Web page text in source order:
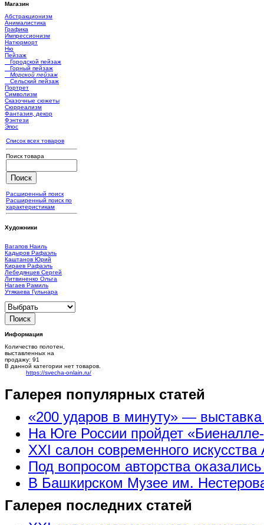
Магазин
Абстракционизм
Анималистика
Графика
Импрессионизм
Натюрморт
Ню
Пейзаж
Городской пейзаж
Горный пейзаж
Морской пейзаж
Сельский пейзаж
Портрет
Символизм
Сказочные сюжеты
Сюрреализм
Фантазия, декор
Фэнтези
Эпос
Список всех товаров
Поиск товара
Расширенный поиск
Расширенный поиск по
характеристикам
Художники
Вагапов Наиль
Кадыров Рафаэль
Каштанов Юрий
Кираев Рафаэль
Лебедянцев Сергей
Литвиненко Ольга
Нагаев Рамиль
Утякаева Гульнара
Информация
Количество полотен,
выставленных на
продажу: 91
В данной категории нет товаров.
https://svecha-onlain.ru/
Галерея популярных статей
«200 ударов в минуту» —
На Юге России пройдет
XXI салон современного искусства
Под вопросом авторства
В Башкирском Музее им.
Галерея последних статей